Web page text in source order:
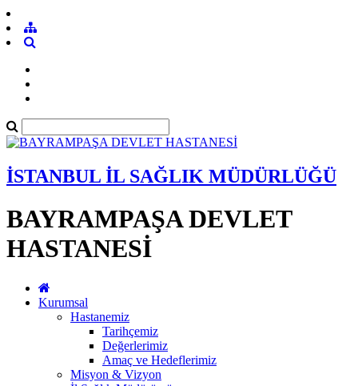
İSTANBUL İL SAĞLIK MÜDÜRLÜĞÜ
BAYRAMPAŞA DEVLET
HASTANESİ
Kurumsal
Hastanemiz
Tarihçemiz
Değerlerimiz
Amaç ve Hedeflerimiz
Misyon & Vizyon